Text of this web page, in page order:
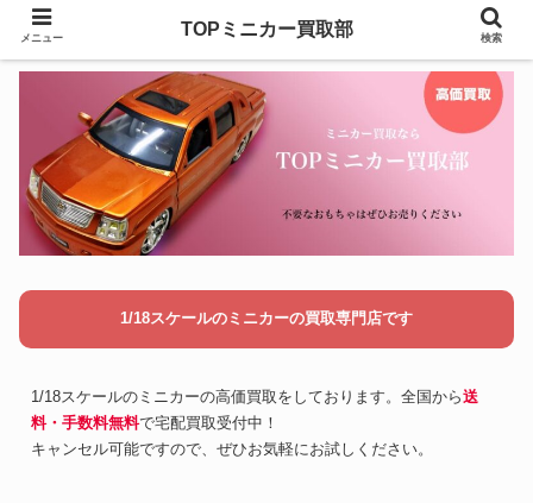
1/18スケールのミニカーの買取専門店です
1/18スケールのミニカーの高価買取をしております。全国から送
料・手数料無料で宅配買取受付中！
キャンセル可能ですので、ぜひお気軽にお試しください。
メニュー TOPミニカー買取部 検索